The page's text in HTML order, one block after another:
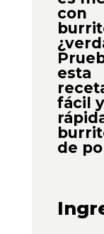
con
esta
fácil y
de